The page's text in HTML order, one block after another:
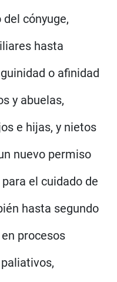
del cónyuge,
hasta
o afinidad
y abuelas,
e hijas, y nietos
nuevo permiso
el cuidado de
hasta segundo
procesos
,